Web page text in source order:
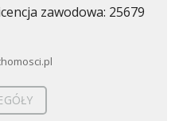
zawodowa: 25679